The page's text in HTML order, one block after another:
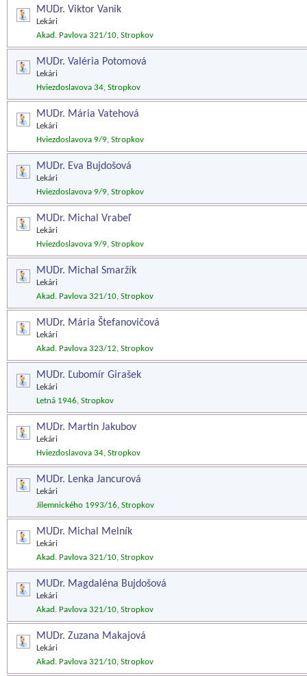
MUDr. Viktor Vanik
Lekári
Akad. Pavlova 321/10, Stropkov
MUDr. Valéria Potomová
Lekári
Hviezdoslavova 34, Stropkov
MUDr. Mária Vatehová
Lekári
Hviezdoslavova 9/9, Stropkov
MUDr. Eva Bujdošová
Lekári
Hviezdoslavova 9/9, Stropkov
MUDr. Michal Vrabeľ
Lekári
Hviezdoslavova 9/9, Stropkov
MUDr. Michal Smaržík
Lekári
Akad. Pavlova 321/10, Stropkov
MUDr. Mária Štefanovičová
Lekári
Akad. Pavlova 323/12, Stropkov
MUDr. Ľubomír Girašek
Lekári
Letná 1946, Stropkov
MUDr. Martin Jakubov
Lekári
Hviezdoslavova 34, Stropkov
MUDr. Lenka Jancurová
Lekári
Jilemnického 1993/16, Stropkov
MUDr. Michal Melník
Lekári
Akad. Pavlova 321/10, Stropkov
MUDr. Magdaléna Bujdošová
Lekári
Akad. Pavlova 321/10, Stropkov
MUDr. Zuzana Makajová
Lekári
Akad. Pavlova 321/10, Stropkov